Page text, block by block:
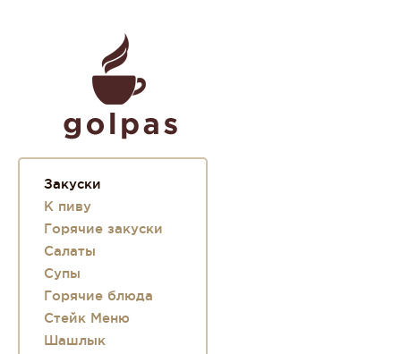
Закуски
К пиву
Горячие закуски
Салаты
Супы
Горячие блюда
Стейк Меню
Шашлык